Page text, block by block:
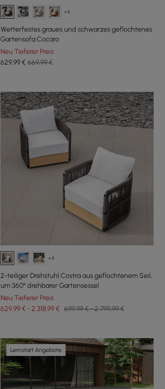
+4
Wetterfestes graues und schwarzes geflochtenes
Gartensofa Cocaro
Neu Tieferer Preis
629,99€ 669,99 €
+4
2-teiliger Drehstuhl Costra aus geflochtenem Seil,
um 360° drehbarer Gartensessel
Neu Tieferer Preis
629,99 € - 2.318,99 € 699,99 € - 2.799,99 €
Lernstart Angebote